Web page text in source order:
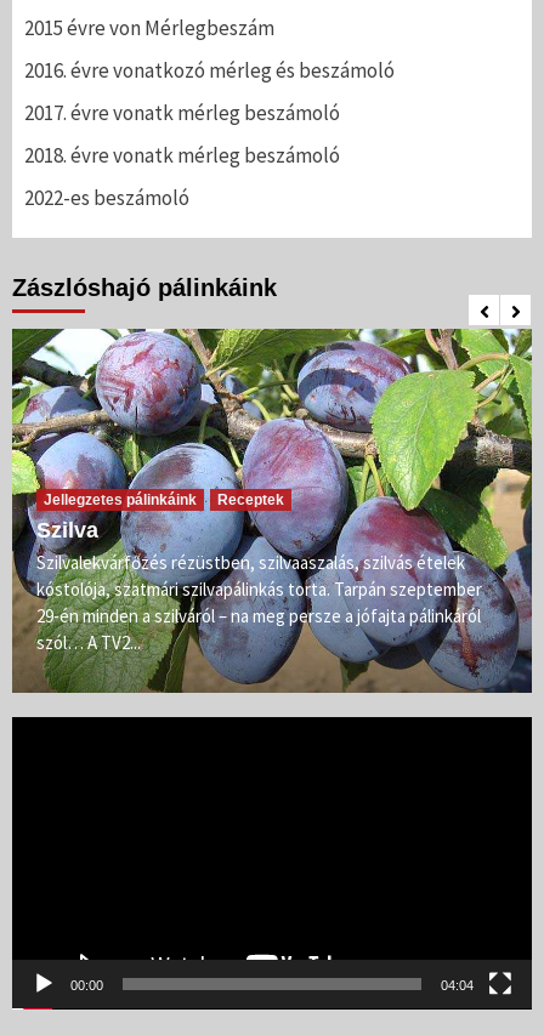
2015 évre von Mérlegbeszám
2016. évre vonatkozó mérleg és beszámoló
2017. évre vonatk mérleg beszámoló
2018. évre vonatk mérleg beszámoló
2022-es beszámoló
Zászlóshajó pálinkáink
Jellegzetes pálinkáink Receptek
Szilva
Szilvalekvárfőzés rézüstben, szilvaaszalás, szilvás ételek
kóstolója, szatmári szilvapálinkás torta. Tarpán szeptember
29-én minden a szilváról – na meg persze a jófajta pálinkáról
szól… A TV2...
00:00 04:04